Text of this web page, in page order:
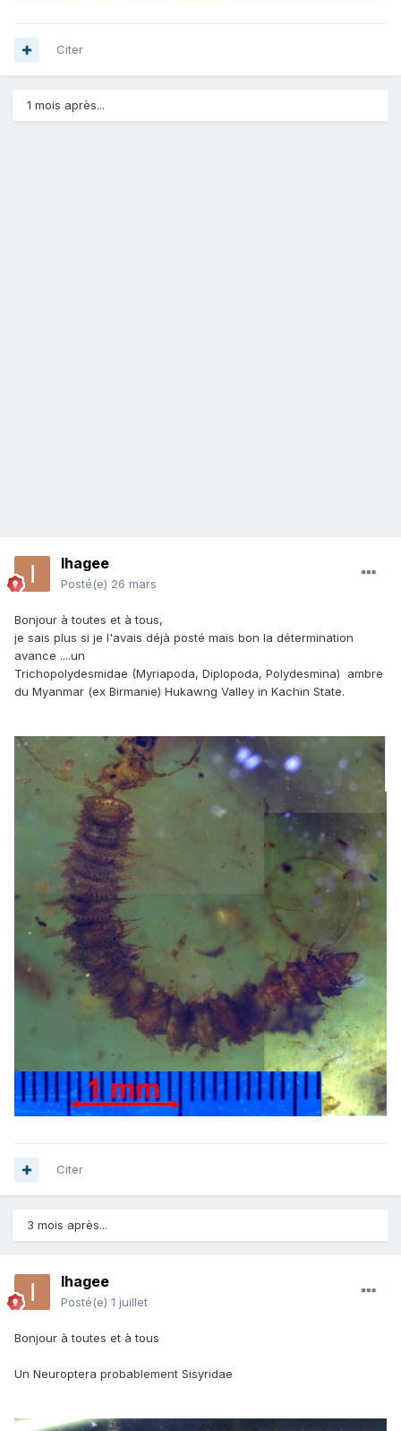
Citer
1 mois après...
Ihagee
Posté(e) 26 mars
Bonjour à toutes et à tous,
je sais plus si je l'avais déjà posté mais bon la détermination
avance ....un
Trichopolydesmidae (Myriapoda, Diplopoda, Polydesmina) ambre
du Myanmar (ex Birmanie) Hukawng Valley in Kachin State.
Citer
3 mois après...
Ihagee
Posté(e) 1 juillet
Bonjour à toutes et à tous
Un Neuroptera probablement Sisyridae